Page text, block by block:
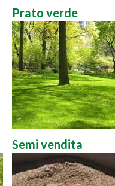
Prato verde
Semi vendita